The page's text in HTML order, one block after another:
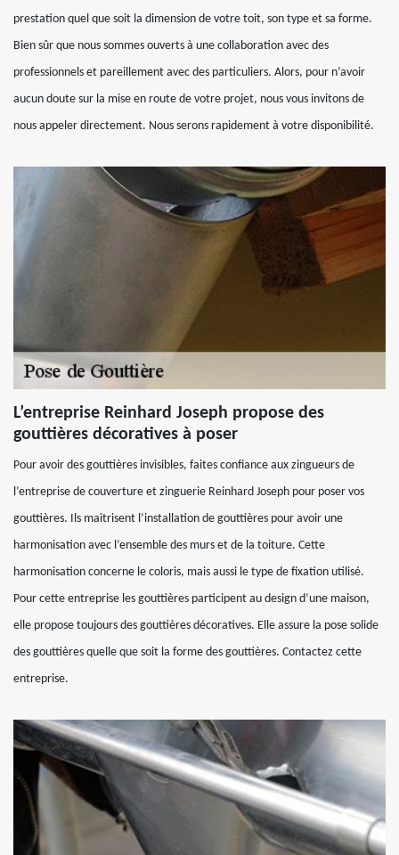
prestation quel que soit la dimension de votre toit, son type et sa forme.
Bien sûr que nous sommes ouverts à une collaboration avec des
professionnels et pareillement avec des particuliers. Alors, pour n’avoir
aucun doute sur la mise en route de votre projet, nous vous invitons de
nous appeler directement. Nous serons rapidement à votre disponibilité.
L’entreprise Reinhard Joseph propose des
gouttières décoratives à poser
Pour avoir des gouttières invisibles, faites confiance aux zingueurs de
l’entreprise de couverture et zinguerie Reinhard Joseph pour poser vos
gouttières. Ils maitrisent l’installation de gouttières pour avoir une
harmonisation avec l’ensemble des murs et de la toiture. Cette
harmonisation concerne le coloris, mais aussi le type de fixation utilisé.
Pour cette entreprise les gouttières participent au design d’une maison,
elle propose toujours des gouttières décoratives. Elle assure la pose solide
des gouttières quelle que soit la forme des gouttières. Contactez cette
entreprise.